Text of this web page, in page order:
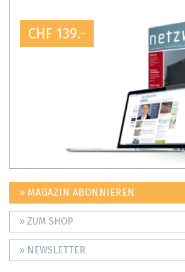
CHF 139.-
» MAGAZIN ABONNIEREN
» ZUM SHOP
» NEWSLETTER